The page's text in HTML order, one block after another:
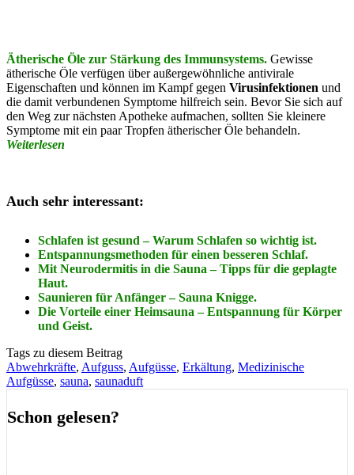
Ätherische Öle zur Stärkung des Immunsystems. Gewisse
ätherische Öle verfügen über außergewöhnliche antivirale
Eigenschaften und können im Kampf gegen Virusinfektionen und
die damit verbundenen Symptome hilfreich sein. Bevor Sie sich auf
den Weg zur nächsten Apotheke aufmachen, sollten Sie kleinere
Symptome mit ein paar Tropfen ätherischer Öle behandeln.
Weiterlesen
Auch sehr interessant:
Schlafen ist gesund – Warum Schlafen so wichtig ist.
Entspannungsmethoden für einen besseren Schlaf.
Mit Neurodermitis in die Sauna – Tipps für die geplagte
Haut.
Saunieren für Anfänger – Sauna Knigge.
Die Vorteile einer Heimsauna – Entspannung für Körper
und Geist.
Tags zu diesem Beitrag
Abwehrkräfte, Aufguss, Aufgüsse, Erkältung, Medizinische
Aufgüsse, sauna, saunaduft
Schon gelesen?